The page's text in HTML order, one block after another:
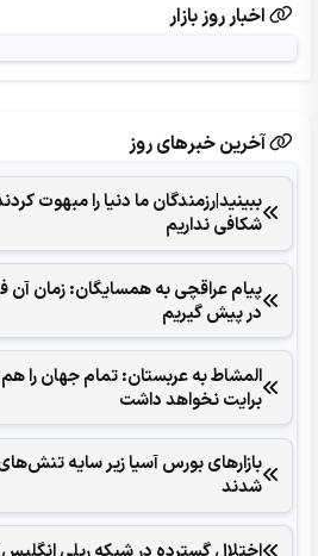
اخبار روز بازار
آخرین خبرهای روز
ببینید|رزمندگان ما دنیا را مبهوت
شکافی نداریم
پیام عراقچی به همسایگان: زمان آن
در پیش گیریم
المشاط به عربستان: تمام جهان را
برایت نخواهد داشت
بازارهای بورس آسیا زیر سایه
شدند